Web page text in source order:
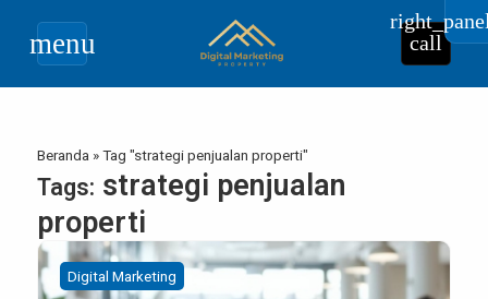
menu call
Beranda »Tag "strategi penjualan properti"
Tags: strategi penjualan
properti
Digital Marketing